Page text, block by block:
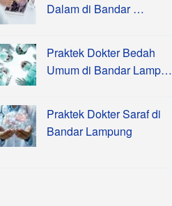
Dalam di Bandar …
Praktek Dokter Bedah
Umum di Bandar Lamp…
Praktek Dokter Saraf di
Bandar Lampung